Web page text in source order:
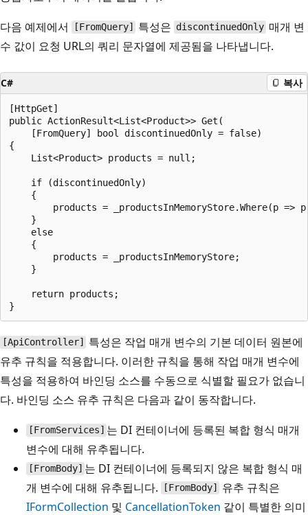
다음 예제에서
[FromQuery] 특성은 discontinuedOnly 매개 변
수 값이 요청 URL의 쿼리 문자열에 제공됨을 나타냅니다.
C# 복사
[HttpGet]
public ActionResult<List<Product>> Get(
    [FromQuery] bool discontinuedOnly = false)
{
    List<Product> products = null;
    if (discontinuedOnly)
    {
products = _productsInMemoryStore.Where(p =>
    }
    else
    {
        products = _productsInMemoryStore;
    }
    return products;
[ApiController]
특성은 작업 매개 변수의 기본 데이터 원본에
유추 규칙을 적용합니다. 이러한 규칙을 통해 작업 매개 변수에
특성을 적용하여 바인딩 소스를 수동으로 식별할 필요가 없습니
다. 바인딩 소스 유추 규칙은 다음과 같이 동작합니다.
[FromServices] 는 DI 컨테이너에 등록된 복합 형식 매개
변수에 대해 유추됩니다.
[FromBody] 는 DI 컨테이너에 등록되지 않은 복합 형식 매
개 변수에 대해 유추됩니다.
[FromBody]
유추 규칙은
IFormCollection 및 CancellationToken 같이 특별한 의미